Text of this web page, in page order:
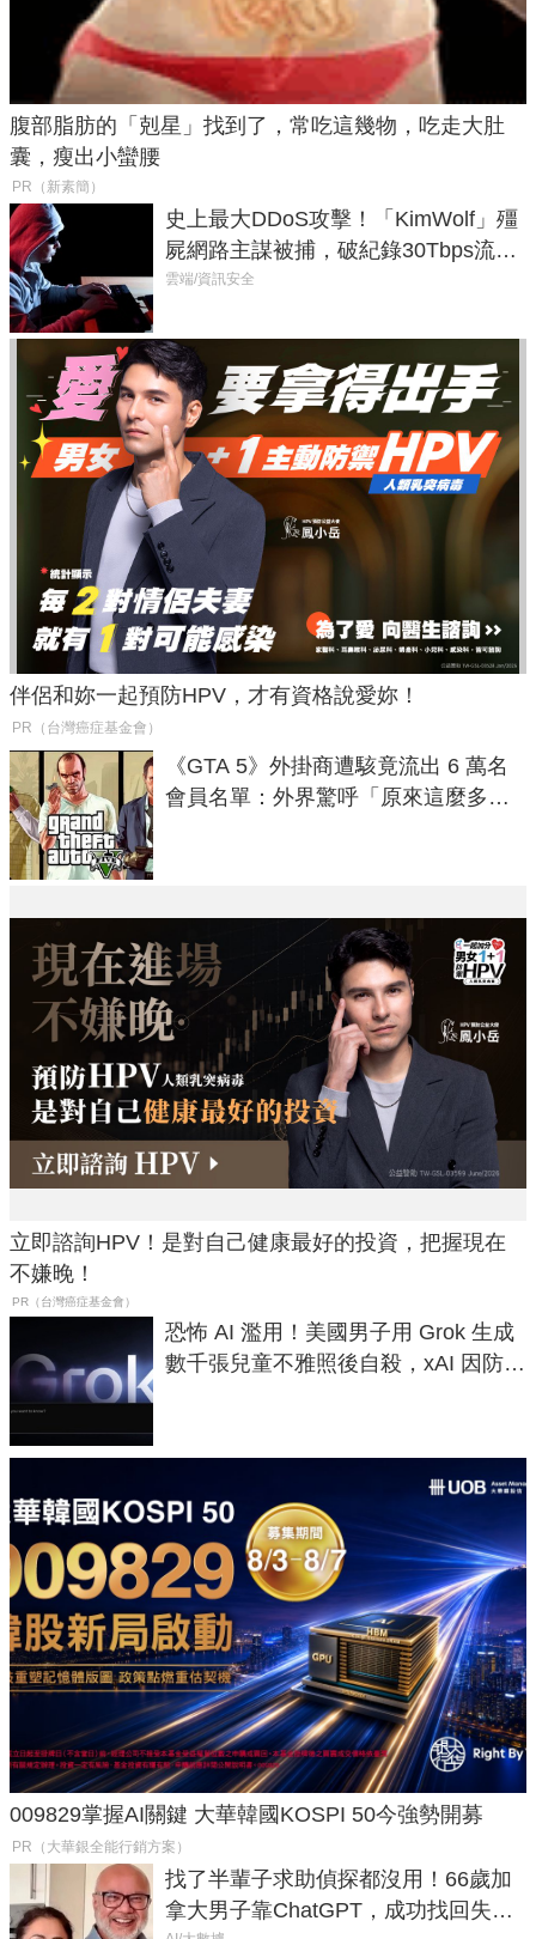
腹部脂肪的「剋星」找到了，常吃這幾物，吃走大肚
囊，瘦出小蠻腰
PR（新素簡）
史上最大DDoS攻擊！「KimWolf」殭
屍網路主謀被捕，破紀錄30Tbps流量
癱瘓全球！
雲端/資訊安全
伴侶和妳一起預防HPV，才有資格說愛妳！
PR（台灣癌症基金會）
《GTA 5》外掛商遭駭竟流出 6 萬名
會員名單：外界驚呼「原來這麼多人
立即諮詢HPV！是對自己健康最好的投資，把握現在
不嫌晚！
PR（台灣癌症基金會）
恐怖 AI 濫用！美國男子用 Grok 生成
數千張兒童不雅照後自殺，xAI 因防護
009829掌握AI關鍵 大華韓國KOSPI 50今強勢開募
PR（大華銀全能行銷方案）
找了半輩子求助偵探都沒用！66歲加
拿大男子靠ChatGPT，成功找回失散